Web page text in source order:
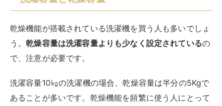
ど、洗濯容量も大きくなります。洗濯容量の目安を基本
に、乾燥機能の容量を選んでくださいね。
洗濯機の容量は、縦型とドラム式で異なります。ドラム